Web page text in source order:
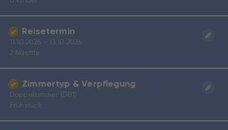
Reisetermin
11.10.2026 - 13.10.2026
2 Nächte
Zimmertyp & Verpflegung
Doppelzimmer (DB1)
Frühstück